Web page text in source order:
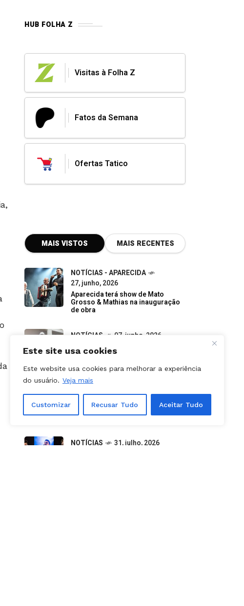
Este site usa cookies
Este website usa cookies para melhorar a experiência
do usuário. Veja mais
Customizar Recusar Tudo Aceitar Tudo
HUB FOLHA Z
Visitas à Folha Z
Fatos da Semana
Ofertas Tatico
NOTÍCIAS - APARECIDA
Aparecida terá show de Mato
Grosso & Mathias na inauguração
de obra
NOTÍCIAS
pequenos negócios impulsionam a
economia verde em Goiás
NOTÍCIAS
09, julho, 2026
Canceladas etapas da Stock Car e
Porsche Cup previstas para
NOTÍCIAS
31, julho, 2026
retirar ingressos e programação
completa dos shows